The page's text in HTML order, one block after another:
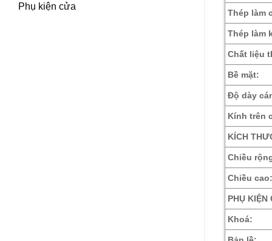
Phụ kiện cửa
Thép làm
Thép làm
Chất liệu
Bề mặt:
Độ dày
Kính trên
KÍCH
Chiều
Chiều cao:
PHỤ KIỆN
Khoá: